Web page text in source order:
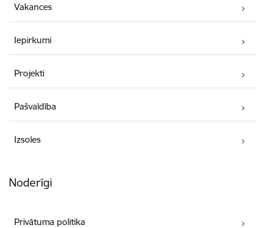
Vakances
Iepirkumi
Projekti
Pašvaldība
Izsoles
Noderīgi
Privātuma politika